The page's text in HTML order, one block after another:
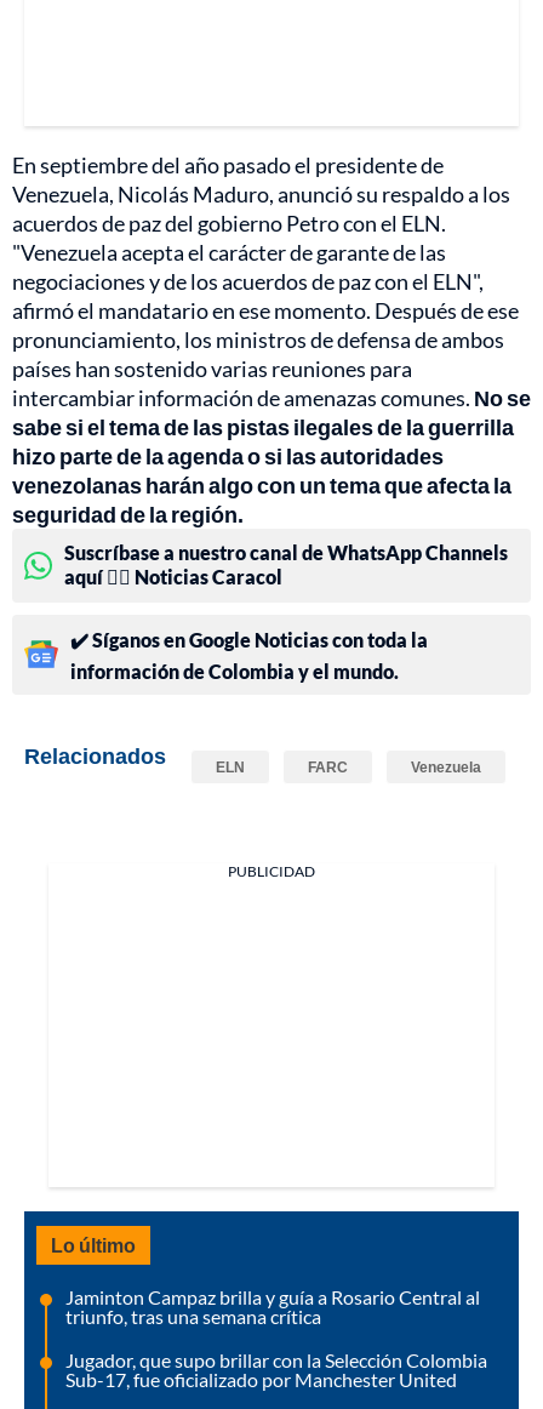
En septiembre del año pasado el presidente de
Venezuela, Nicolás Maduro, anunció su respaldo a los
acuerdos de paz del gobierno Petro con el ELN.
"Venezuela acepta el carácter de garante de las
negociaciones y de los acuerdos de paz con el ELN",
afirmó el mandatario en ese momento. Después de ese
pronunciamiento, los ministros de defensa de ambos
países han sostenido varias reuniones para
intercambiar información de amenazas comunes. No se
sabe si el tema de las pistas ilegales de la guerrilla
hizo parte de la agenda o si las autoridades
venezolanas harán algo con un tema que afecta la
seguridad de la región.
Suscríbase a nuestro canal de WhatsApp Channels
aquí 👉🏻 Noticias Caracol
✔️ Síganos en Google Noticias con toda la
información de Colombia y el mundo.
Relacionados ELN FARC Venezuela
PUBLICIDAD
Lo último
Jaminton Campaz brilla y guía a Rosario Central al
triunfo, tras una semana crítica
Jugador, que supo brillar con la Selección Colombia
Sub-17, fue oficializado por Manchester United